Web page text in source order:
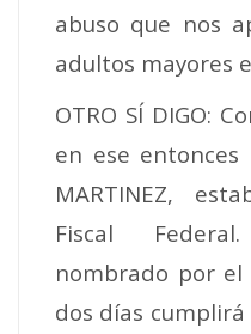
abuso que nos
adultos mayores
OTRO SÍ DIGO:
en ese entonces
MARTINEZ,
Fiscal
nombrado por
dos días